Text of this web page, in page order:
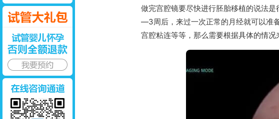
做完宫腔镜要尽快进行胚胎移植的说法
—3周后，来过一次正常的月经就可以准
宫腔粘连等等，那么需要根据具体的情况